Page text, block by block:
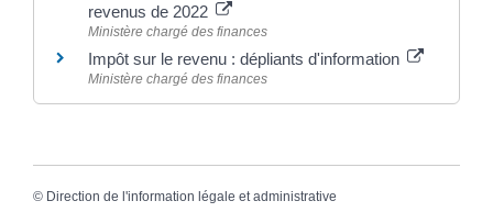
revenus de 2022
Ministère chargé des finances
Impôt sur le revenu : dépliants d'information
Ministère chargé des finances
© Direction de l'information légale et administrative